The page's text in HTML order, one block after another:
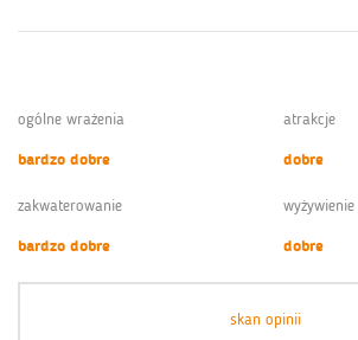
ogólne wrażenia
bardzo dobre
atrakcje
dobre
zakwaterowanie
bardzo dobre
wyżywienie
dobre
skan opinii